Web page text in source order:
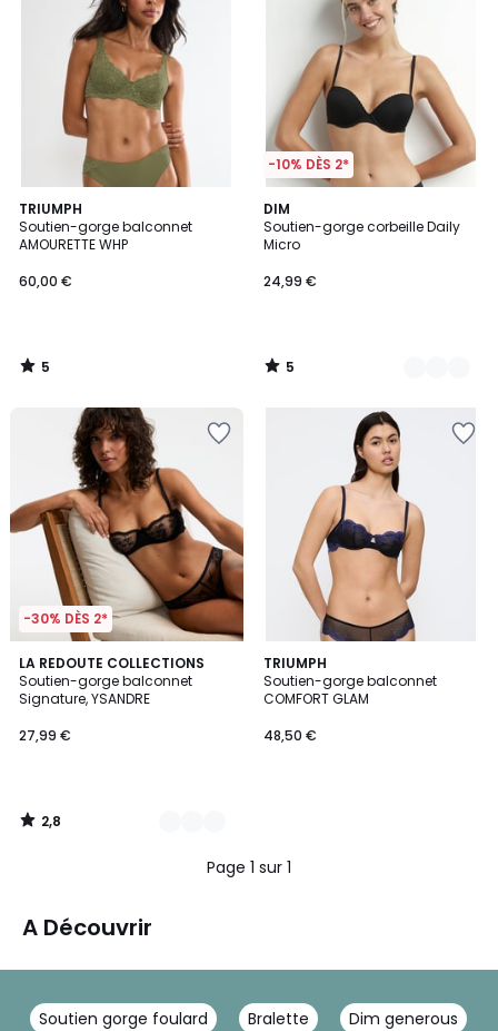
TRIUMPH
Soutien-gorge balconnet
AMOURETTE WHP
60,00 €
5
/
5
5
/
-10% DÈS 2*
DIM
Soutien-gorge corbeille Daily
Micro
24,99 €
5
/
5
2
Couleurs
5
/
-30% DÈS 2*
LA REDOUTE COLLECTIONS
Soutien-gorge balconnet
Signature, YSANDRE
27,99 €
2,8
/ 5
2
Couleurs
2,8
/
TRIUMPH
Soutien-gorge balconnet
COMFORT GLAM
48,50 €
Page 1 sur 1
A Découvrir
Soutien gorge foulard Bralette Dim generous